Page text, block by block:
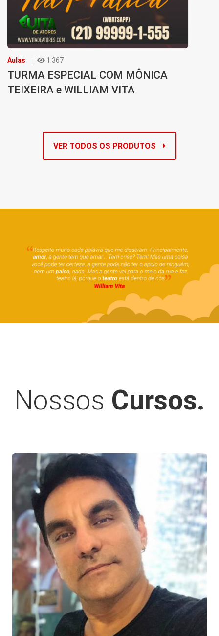
Aulas 1.367
TURMA ESPECIAL COM MÔNICA
TEIXEIRA e WILLIAM VITA
VER TODOS OS PRODUTOS
Nossos Cursos.